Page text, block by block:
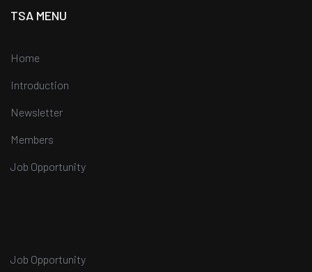
TSA MENU
Home
Introduction
Newsletter
Members
Job Opportunity
Job Opportunity